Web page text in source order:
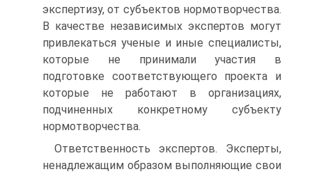
экспертизу, от субъектов нормотворчества.
В качестве независимых экспертов могут
привлекаться ученые и иные специалисты,
которые не принимали участия в
подготовке соответствующего проекта и
которые не работают в организациях,
подчиненных конкретному субъекту
нормотворчества.
Ответственность экспертов. Эксперты,
ненадлежащим образом выполняющие свои